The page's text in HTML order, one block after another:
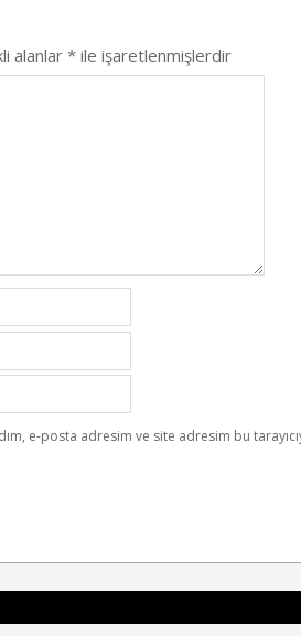
alanlar* ile işaretlenmişlerdir
e-posta adresim ve site adresim bu